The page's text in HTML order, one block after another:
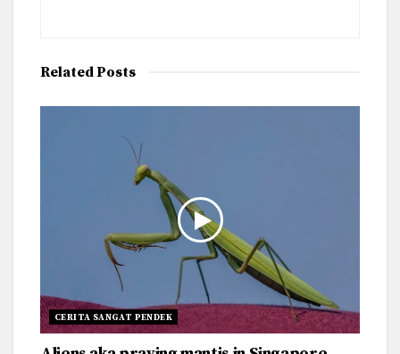
RelatedPosts
CERITA SANGAT PENDEK